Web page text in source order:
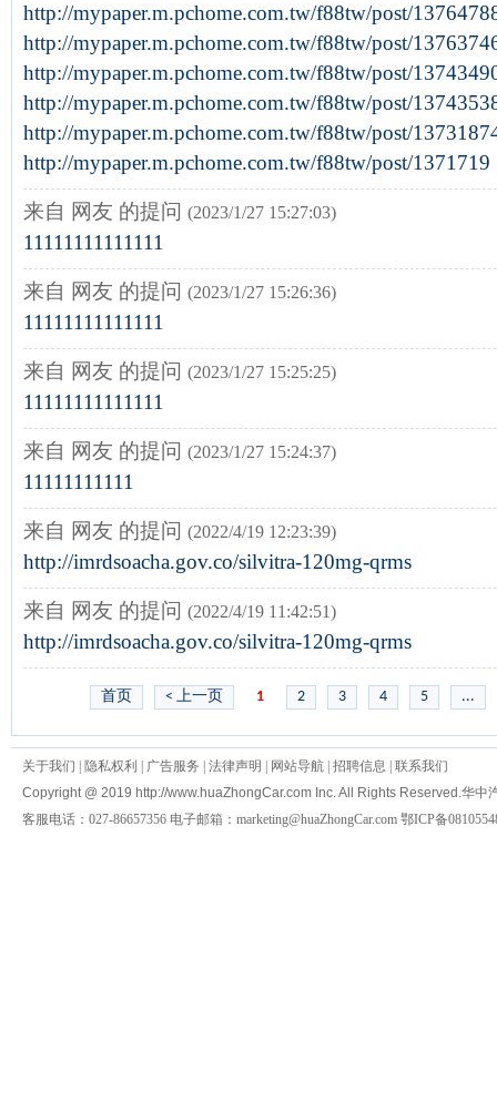
http://mypaper.m.pchome.com.tw/f88tw/post/
http://mypaper.m.pchome.com.tw/f88tw/post/
http://mypaper.m.pchome.com.tw/f88tw/post/
http://mypaper.m.pchome.com.tw/f88tw/post/
http://mypaper.m.pchome.com.tw/f88tw/post/
http://mypaper.m.pchome.com.tw/f88tw/post/1371719
来自 网友 的提问 (2023/1/27 15:27:03)
11111111111111
来自 网友 的提问 (2023/1/27 15:26:36)
11111111111111
来自 网友 的提问 (2023/1/27 15:25:25)
11111111111111
来自 网友 的提问 (2023/1/27 15:24:37)
11111111111
来自 网友 的提问 (2022/4/19 12:23:39)
http://imrdsoacha.gov.co/silvitra-120mg-qrms
来自 网友 的提问 (2022/4/19 11:42:51)
http://imrdsoacha.gov.co/silvitra-120mg-qrms
首页 < 上一页 1 2 3 4 5 ...
关于我们 隐私权利 广告服务 法律声明 网站导航 招聘信息
联系我们
Copyright @ 2019 http://www.huaZhongCar.com Inc. All Rights Reserved.华中
客服电话：027-86657356 电子邮箱：marketing@huaZhongCar.com 鄂ICP备